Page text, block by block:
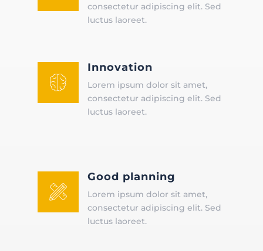
consectetur adipiscing elit. Sed
luctus laoreet.
󡥓
Innovation
Lorem ipsum dolor sit amet,
consectetur adipiscing elit. Sed
luctus laoreet.
󡥩
Good planning
Lorem ipsum dolor sit amet,
consectetur adipiscing elit. Sed
luctus laoreet.